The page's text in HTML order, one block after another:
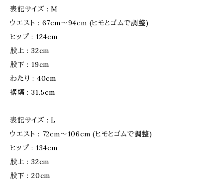
表記サイズ : M
ウエスト : 67cm〜94cm (ヒモとゴムで調整)
ヒップ : 124cm
股上 : 32cm
股下 : 19cm
わたり : 40cm
裾幅 : 31.5cm
表記サイズ : L
ウエスト : 72cm〜106cm (ヒモとゴムで調整)
ヒップ : 134cm
股上 : 32cm
股下 : 20cm